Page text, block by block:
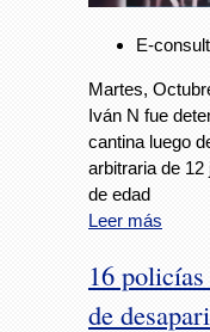
E-
Martes,
Iván N fue
cantina luego
arbitraria de
de edad
Leer más
16
de